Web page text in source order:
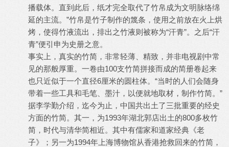
播载体。直到此后，纸才完全取代了竹帛成为文明脉络绵
延的主流。”竹帛是竹子制作的篾条，使用之前放在火上烘
烤，使得竹液流出，排出之竹液则被称为“汗青”。之后“汗
青”便引申为史册之意。
事实上，真实的竹简，非常轻薄、精致，并非电视剧中常
见的那般厚重。一卷由100支竹简拼接而成的简册卷起来
也只近似于一个直径6厘米的圆柱体。“当时的人们会随身
带着一些工具和毛笔、墨汁，以便就地取材，制作竹简。”
据李学勤介绍，迄今为止，中国共出土了三批重要的经史
方面的竹简。其一，为1993年湖北郭店出土的800多枚竹
简，时代与清华简相近。其中有儒家和道家经典《老
子》；另一为1994年上海博物馆从香港抢救回来的竹简，